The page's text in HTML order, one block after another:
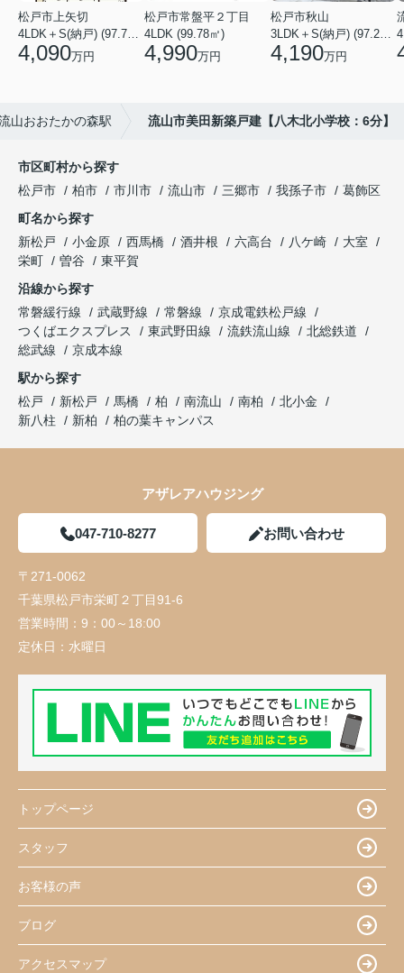
松戸市上矢切
4LDK＋S(納戸) (97.71㎡)
4,090万円
松戸市常盤平２丁目
4LDK (99.78㎡)
4,990万円
松戸市秋山
3LDK＋S(納戸) (97.29㎡)
4,190万円
山おおたかの森駅 流山市美田新築戸建【八木北小学校：6分】
市区町村から探す
松戸市
柏市 市川市 流山市 三郷市 我孫子市
葛飾区
町名から探す
新松戸
小金原 西馬橋 酒井根 六高台 八ケ崎
大室
栄町
曽谷
東平賀
沿線から探す
常磐緩行線
武蔵野線 常磐線
京成電鉄松戸線
つくばエクスプレス
東武野田線 流鉄流山線
北総鉄道
総武線
京成本線
駅から探す
松戸
新松戸 馬橋 柏 南流山 南柏
北小金
新八柱
新柏 柏の葉キャンパス
アザレアハウジング
047-710-8277 お問い合わせ
〒271-0062
千葉県松戸市栄町２丁目91-6
営業時間： 9：00～18:00
定休日： 水曜日
トップページ
スタッフ
お客様の声
ブログ
アクセスマップ